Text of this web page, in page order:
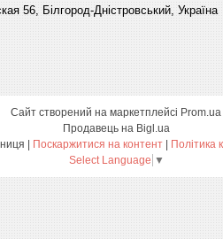
56, Білгород-Дністровський, Україна
Сайт створений на маркетплейсі Prom.ua
Продавець на Bigl.ua
Народна Крамниця | Поскаржитися на контент | Політика
Select Language ▼